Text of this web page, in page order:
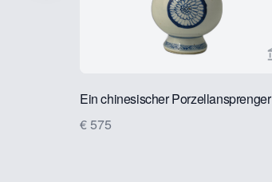
Ein chinesischer Porzellansprenger
€ 575